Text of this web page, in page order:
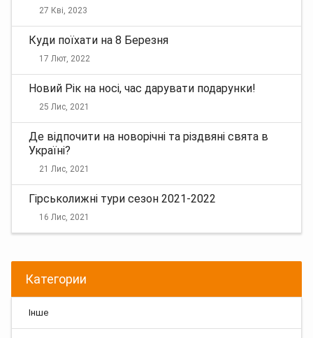
27 Кві, 2023
Куди поїхати на 8 Березня
17 Лют, 2022
Новий Рік на носі, час дарувати подарунки!
25 Лис, 2021
Де відпочити на новорічні та різдвяні свята в
Україні?
21 Лис, 2021
Гірськолижні тури сезон 2021-2022
16 Лис, 2021
Категории
Інше